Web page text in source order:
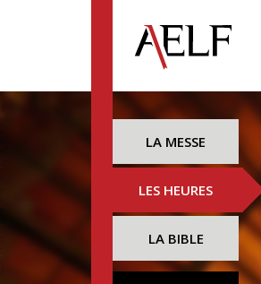
LA MESSE
LES HEURES
LA BIBLE